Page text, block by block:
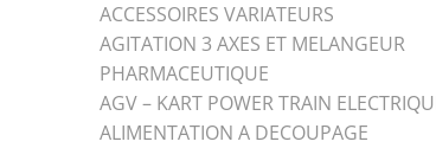
ACCESSOIRES VARIATEURS
AGITATION 3 AXES ET MELANGEUR
PHARMACEUTIQUE
AGV – KART POWER TRAIN
ALIMENTATION A DECOUPAGE